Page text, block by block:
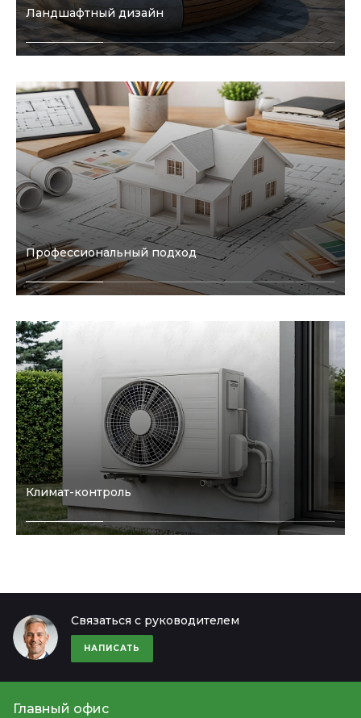
Ландшафтный дизайн
Профессиональный подход
Климат-контроль
Связаться с руководителем
НАПИСАТЬ
Главный офис